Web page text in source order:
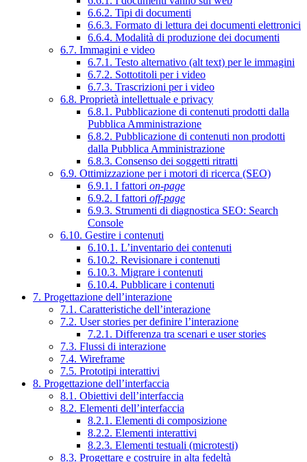
6.6.2. Tipi di documenti
6.6.3. Formato di lettura dei documenti elettronici
6.6.4. Modalità di produzione dei documenti
6.7. Immagini e video
6.7.1. Testo alternativo (alt text) per le immagini
6.7.2. Sottotitoli per i video
6.7.3. Trascrizioni per i video
6.8. Proprietà intellettuale e privacy
6.8.1. Pubblicazione di contenuti prodotti dalla
Pubblica Amministrazione
6.8.2. Pubblicazione di contenuti non prodotti
dalla Pubblica Amministrazione
6.8.3. Consenso dei soggetti ritratti
6.9. Ottimizzazione per i motori di ricerca (SEO)
6.9.1. I fattori on-page
6.9.2. I fattori off-page
6.9.3. Strumenti di diagnostica SEO: Search
Console
6.10. Gestire i contenuti
6.10.1. L’inventario dei contenuti
6.10.2. Revisionare i contenuti
6.10.3. Migrare i contenuti
6.10.4. Pubblicare i contenuti
7. Progettazione dell’interazione
7.1. Caratteristiche dell’interazione
7.2. User stories per definire l’interazione
7.2.1. Differenza tra scenari e user stories
7.3. Flussi di interazione
7.4. Wireframe
7.5. Prototipi interattivi
8. Progettazione dell’interfaccia
8.1. Obiettivi dell’interfaccia
8.2. Elementi dell’interfaccia
8.2.1. Elementi di composizione
8.2.2. Elementi interattivi
8.2.3. Elementi testuali (microtesti)
8.3. Progettare e costruire in alta fedeltà